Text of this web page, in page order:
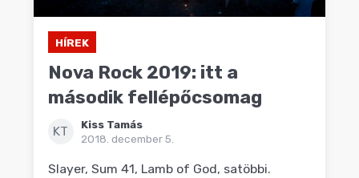
HÍREK
Nova Rock 2019: itt a
második fellépőcsomag
KT
Kiss Tamás
2018. december 5.
Slayer, Sum 41, Lamb of God, satöbbi.